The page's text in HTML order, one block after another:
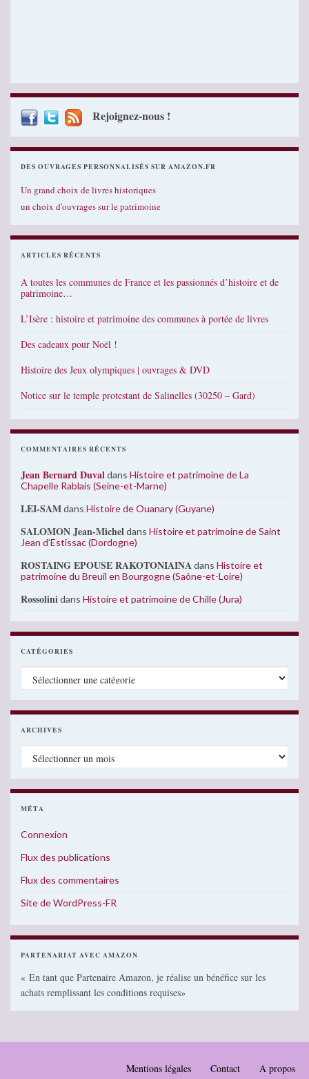
Rejoignez-nous !
DES OUVRAGES PERSONNALISÉS SUR AMAZON.FR
Un grand choix de livres historiques
un choix d'ouvrages sur le patrimoine
ARTICLES RÉCENTS
A toutes les communes de France et les passionnés d’histoire et de
patrimoine…
L’Isère : histoire et patrimoine des communes à portée de livres
Des cadeaux pour Noël !
Histoire des Jeux olympiques | ouvrages & DVD
Notice sur le temple protestant de Salinelles (30250 – Gard)
COMMENTAIRES RÉCENTS
Jean Bernard Duvaldans Histoire et patrimoine de La
Chapelle Rablais (Seine-et-Marne)
LEI-SAMdans Histoire de Ouanary (Guyane)
SALOMON Jean-Micheldans Histoire et patrimoine de Saint
Jean d’Estissac (Dordogne)
ROSTAING EPOUSE RAKOTONIAINAdans Histoire et
patrimoine du Breuil en Bourgogne (Saône-et-Loire)
Rossolinidans Histoire et patrimoine de Chille (Jura)
CATÉGORIES
Catégories
ARCHIVES
Archives
MÉTA
Connexion
Flux des publications
Flux des commentaires
Site de WordPress-FR
PARTENARIAT AVEC AMAZON
« En tant que Partenaire Amazon, je réalise un bénéfice sur les
achats remplissant les conditions requises»
Mentions légales Contact A propos